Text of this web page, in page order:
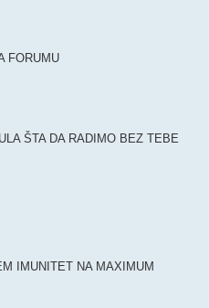
FORUMU
ŠTA DA RADIMO BEZ TEBE
IMUNITET NA MAXIMUM